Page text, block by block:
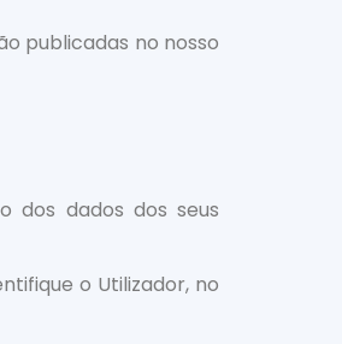
publicadas no nosso
dos dados dos seus
o Utilizador, no